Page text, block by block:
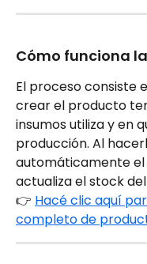
Cómo funciona
El proceso consiste
crear el producto
insumos utiliza y en
producción. Al
automáticamente
actualiza el stock
👉 Hacé clic aquí
completo de